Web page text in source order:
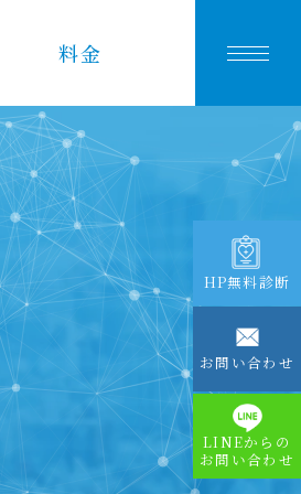
料金
HP無料診断
お問い合わせ
LINEからの
お問い合わせ